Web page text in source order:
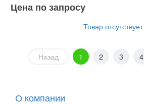
Цена по запросу
Товар отсутствует
Назад 1 2 3 4
О компании